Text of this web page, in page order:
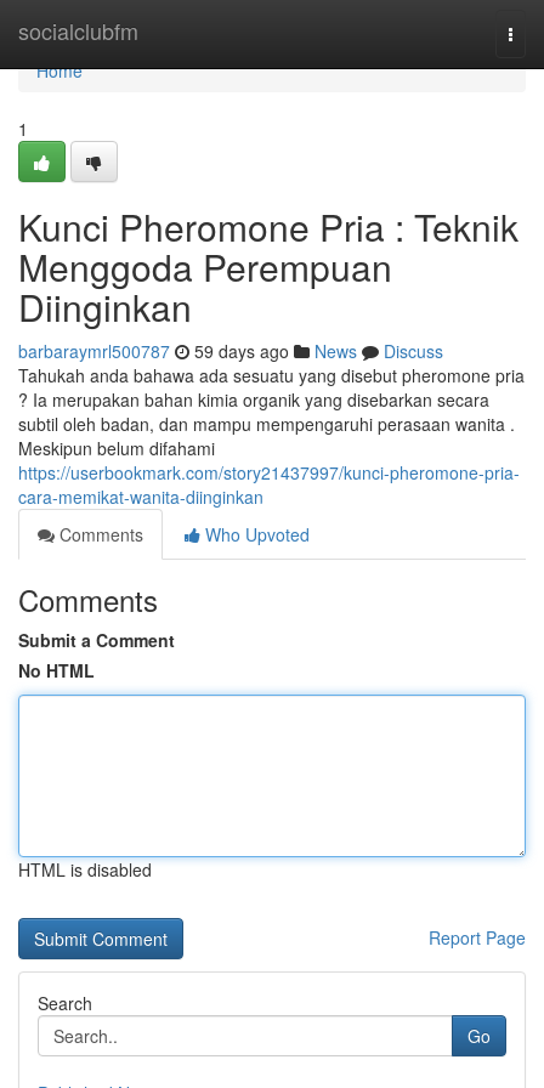
socialclubfm
Home
Home
1
Kunci Pheromone Pria : Teknik
Menggoda Perempuan
Diinginkan
barbaraymrl500787 59 days ago News
Discuss
Tahukah anda bahawa ada sesuatu yang disebut pheromone pria
? Ia merupakan bahan kimia organik yang disebarkan secara
subtil oleh badan, dan mampu mempengaruhi perasaan wanita .
Meskipun belum difahami
https://userbookmark.com/story21437997/kunci-pheromone-pria-
cara-memikat-wanita-diinginkan
Comments
Who Upvoted
Comments
Submit a Comment
No HTML
HTML is disabled
Report Page
Search
Go